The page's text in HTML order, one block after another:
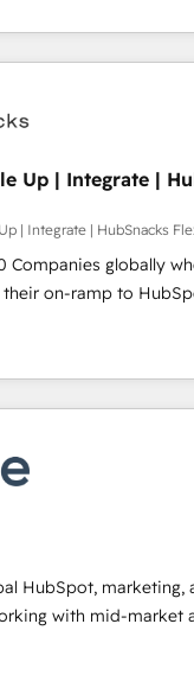
HubSpot Impact
Award
🏆2013 HubSpot
in 1997
we do it all (and
websites,
campaigns,
experiences. With
ideas and can-do
on a daily basis. So tell
is ready for you! Driving digital
Up | Integrate |
| Integrate | HubSnacks
Companies globally
their on-ramp to
go plans that
New or Check-
Task
7 ... All Experts 3️⃣ Integrate |
your API Integration
⬅️ to access
that put HubSpot
🛍️ Shopify or
💲 Stripe or Paypal 💰
or Microsoft ✍️
"Custom
HubSpot, marketing,
with mid-market
and teams that